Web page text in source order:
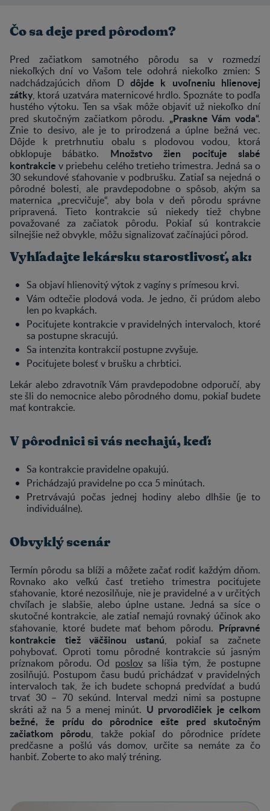
Čo sa deje pred pôrodom?
Pred začiatkom samotného pôrodu sa v rozmedzí
niekoľkých dní vo Vašom tele odohrá niekoľko zmien: S
nadchádzajúcich dňom D dôjde k uvoľneniu hlienovej
zátky, ktorá uzatvára maternicové hrdlo. Spoznáte to podľa
hustého výtoku. Ten sa však môže objaviť už niekoľko dní
pred skutočným začiatkom pôrodu. „Praskne Vám voda“.
Znie to desivo, ale je to prirodzená a úplne bežná vec.
Dôjde k pretrhnutiu obalu s plodovou vodou, ktorá
obklopuje bábätko. Množstvo žien pociťuje slabé
kontrakcie v priebehu celého tretieho trimestra. Jedná sa o
30 sekundové sťahovanie v podbrušku. Zatiaľ sa nejedná o
pôrodné bolesti, ale pravdepodobne o spôsob, akým sa
maternica „precvičuje“, aby bola v deň pôrodu správne
pripravená. Tieto kontrakcie sú niekedy tiež chybne
považované za začiatok pôrodu. Pokiaľ sú kontrakcie
silnejšie než obvykle, môžu signalizovať začínajúci pôrod.
Vyhľadajte lekársku starostlivosť, ak:
Sa objaví hlienovitý výtok z vagíny s prímesou krvi.
Vám odtečie plodová voda. Je jedno, či prúdom alebo
len po kvapkách.
Pociťujete kontrakcie v pravidelných intervaloch, ktoré
sa postupne skracujú.
Sa intenzita kontrakcií postupne zvyšuje.
Pociťujete bolesť v brušku a chrbtici.
Lekár alebo zdravotník Vám pravdepodobne odporučí, aby
ste šli do nemocnice alebo pôrodného domu, pokiaľ budete
mať kontrakcie.
V pôrodnici si vás nechajú, keď:
Sa kontrakcie pravidelne opakujú.
Prichádzajú pravidelne po cca 5 minútach.
Pretrvávajú počas jednej hodiny alebo dlhšie (je to
individuálne).
Obvyklý scenár
Termín pôrodu sa blíži a môžete začať rodiť každým dňom.
Rovnako ako veľkú časť tretieho trimestra pociťujete
sťahovanie, ktoré nezosilňuje, nie je pravidelné a v určitých
chvíľach je slabšie, alebo úplne ustane. Jedná sa síce o
skutočné kontrakcie, ale zatiaľ nemajú rovnaký účinok ako
sťahovanie, ktoré budete mať behom pôrodu. Prípravné
kontrakcie tiež väčšinou ustanú, pokiaľ sa začnete
pohybovať. Oproti tomu pôrodné kontrakcie sú jasným
príznakom pôrodu. Od poslovsa líšia tým, že postupne
zosilňujú. Postupom času budú prichádzať v pravidelných
intervaloch tak, že ich budete schopná predvídať a budú
trvať 30 – 70 sekúnd. Interval medzi nimi sa postupne
skráti až na 5 a menej minút. U prvorodičiek je celkom
bežné, že prídu do pôrodnice ešte pred skutočným
začiatkom pôrodu, takže pokiaľ do pôrodnice prídete
predčasne a pošlú vás domov, určite sa nemáte za čo
hanbiť. Zoberte to ako malý tréning.